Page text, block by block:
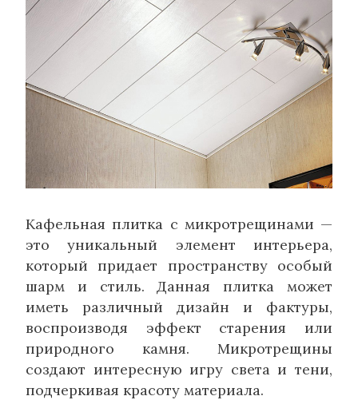
Кафельная плитка с микротрещинами —
это уникальный элемент интерьера,
который придает пространству особый
шарм и стиль. Данная плитка может
иметь различный дизайн и фактуры,
воспроизводя эффект старения или
природного камня. Микротрещины
создают интересную игру света и тени,
подчеркивая красоту материала.